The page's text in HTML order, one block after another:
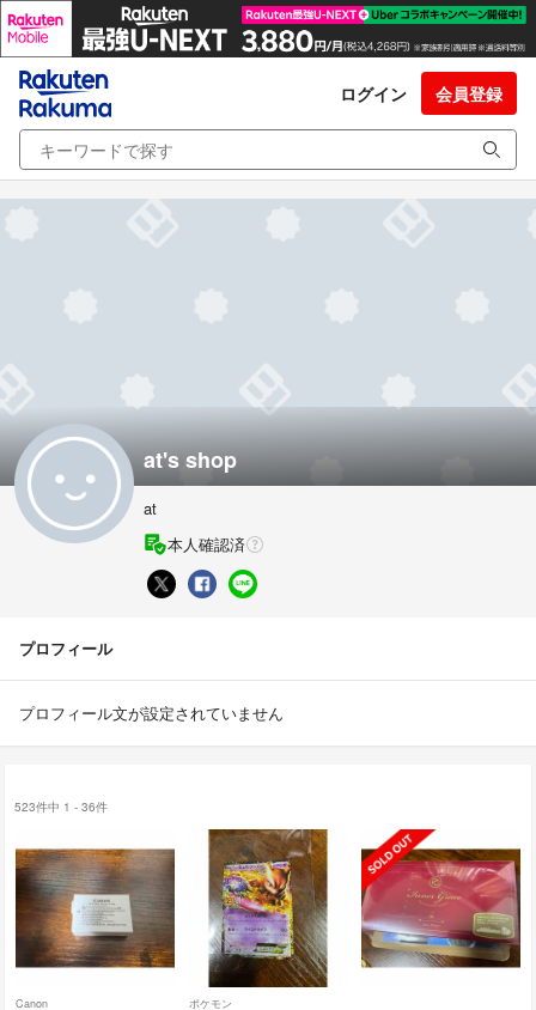
ログイン 会員登録
at's shop
at
本人確認済
プロフィール
プロフィール文が設定されていません
523件中 1 - 36件
Canon ポケモン